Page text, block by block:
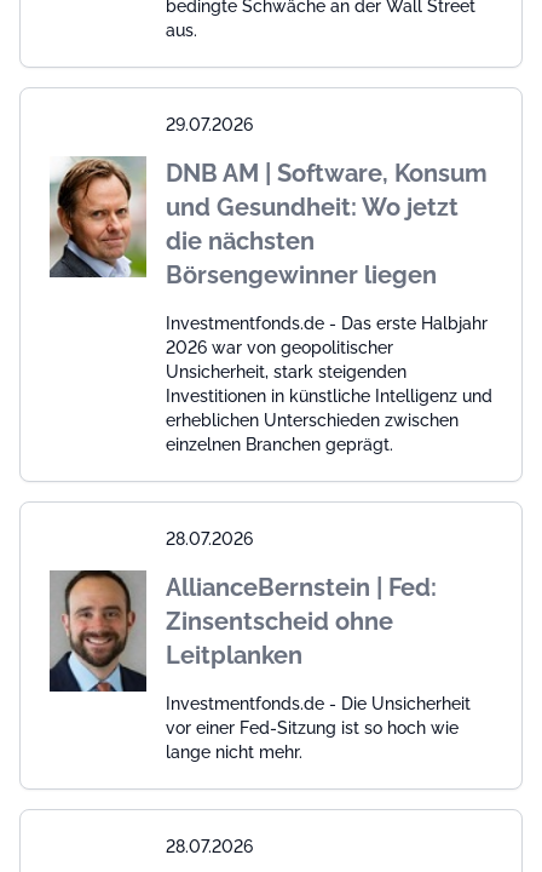
bedingte Schwäche an der Wall Street
aus.
29.07.2026
DNB AM | Software, Konsum
und Gesundheit: Wo jetzt
die nächsten
Börsengewinner liegen
Investmentfonds.de - Das erste Halbjahr
2026 war von geopolitischer
Unsicherheit, stark steigenden
Investitionen in künstliche Intelligenz und
erheblichen Unterschieden zwischen
einzelnen Branchen geprägt.
28.07.2026
AllianceBernstein | Fed:
Zinsentscheid ohne
Leitplanken
Investmentfonds.de - Die Unsicherheit
vor einer Fed-Sitzung ist so hoch wie
lange nicht mehr.
28.07.2026